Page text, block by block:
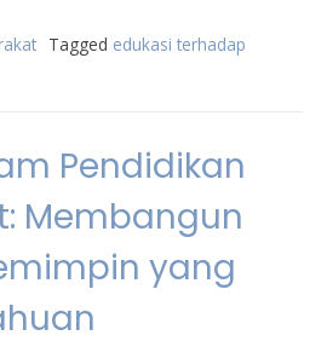
Tagged edukasi terhadap
Pendidikan
Membangun
yang